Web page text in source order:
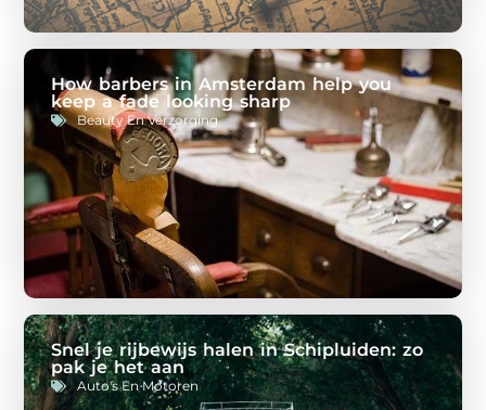
How barbers in Amsterdam help you
keep a fade looking sharp
Beauty En Verzorging
Snel je rijbewijs halen in Schipluiden: zo
pak je het aan
Auto's En Motoren